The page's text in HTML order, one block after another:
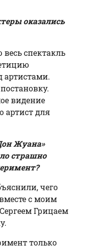
оказались
спектакль
артистами.
видение
артист для
Жуана»
страшно
чего
с моим
Грицаем
только